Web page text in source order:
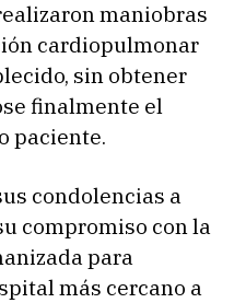
maniobras
cardiopulmonar
sin obtener
finalmente el
paciente.
condolencias a
compromiso con la
para
más cercano a